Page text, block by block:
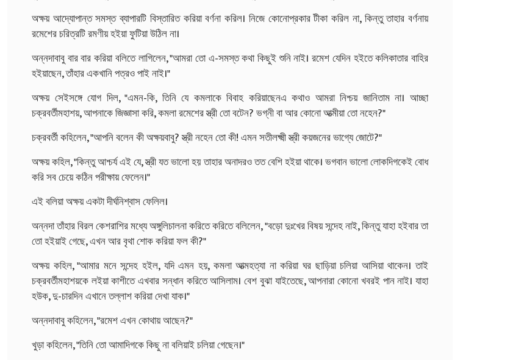
অক্ষয় আদ্যোপান্ত সমস্ত ব্যাপারটি বিস্তারিত করিয়া বর্ণনা করিল। নিজে কোনোপ্রকার টীকা করিল না, কিন্তু তাহার বর্ণনায়
রমেশের চরিত্রটি রমণীয় হইয়া ফুটিয়া উঠিল না।
অন্নদাবাবু বার বার করিয়া বলিতে লাগিলেন, "আমরা তো এ-সমস্ত কথা কিছুই শুনি নাই। রমেশ যেদিন হইতে কলিকাতার বাহির
হইয়াছেন, তাঁহার একখানি পত্রও পাই নাই।"
অক্ষয় সেইসঙ্গে যোগ দিল, "এমন-কি, তিনি যে কমলাকে বিবাহ করিয়াছেনএ কথাও আমরা নিশ্চয় জানিতাম না। আচ্ছা
চক্রবর্তীমহাশয়, আপনাকে জিজ্ঞাসা করি, কমলা রমেশের স্ত্রী তো বটেন? ভগ্নী বা আর কোনো আত্মীয়া তো নহেন?"
চক্রবর্তী কহিলেন, "আপনি বলেন কী অক্ষয়বাবু? স্ত্রী নহেন তো কী! এমন সতীলক্ষ্মী স্ত্রী কয়জনের ভাগ্যে জোটে?"
অক্ষয় কহিল, "কিন্তু আশ্চর্য এই যে, স্ত্রী যত ভালো হয় তাহার অনাদরও তত বেশি হইয়া থাকে। ভগবান ভালো লোকদিগকেই বোধ
করি সব চেয়ে কঠিন পরীক্ষায় ফেলেন।"
এই বলিয়া অক্ষয় একটা দীর্ঘনিশ্বাস ফেলিল।
অন্নদা তাঁহার বিরল কেশরাশির মধ্যে অঙ্গুলিচালনা করিতে করিতে বলিলেন, "বড়ো দুঃখের বিষয় সন্দেহ নাই, কিন্তু যাহা হইবার তা
তো হইয়াই গেছে, এখন আর বৃথা শোক করিয়া ফল কী?"
অক্ষয় কহিল, "আমার মনে সন্দেহ হইল, যদি এমন হয়, কমলা আত্মহত্যা না করিয়া ঘর ছাড়িয়া চলিয়া আসিয়া থাকেন। তাই
চক্রবর্তীমহাশয়কে লইয়া কাশীতে এখবার সন্ধান করিতে আসিলাম। বেশ বুঝা যাইতেছে, আপনারা কোনো খবরই পান নাই। যাহা
হউক, দু-চারদিন এখানে তল্লাশ করিয়া দেখা যাক।"
অন্নদাবাবু কহিলেন, "রমেশ এখন কোথায় আছেন?"
খুড়া কহিলেন, "তিনি তো আমাদিগকে কিছু না বলিয়াই চলিয়া গেছেন।"